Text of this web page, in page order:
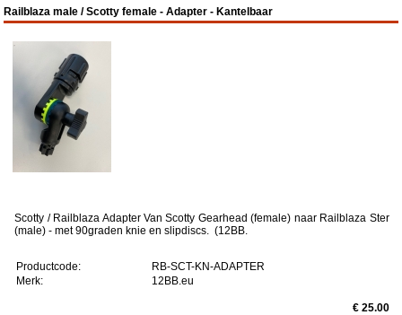
Railblaza male / Scotty female - Adapter - Kantelbaar
Scotty / Railblaza Adapter Van Scotty Gearhead (female) naar Railblaza Ster
(male) - met 90graden knie en slipdiscs. (12BB.
Productcode:
RB-SCT-KN-ADAPTER
Merk:
12BB.eu
€ 25.00